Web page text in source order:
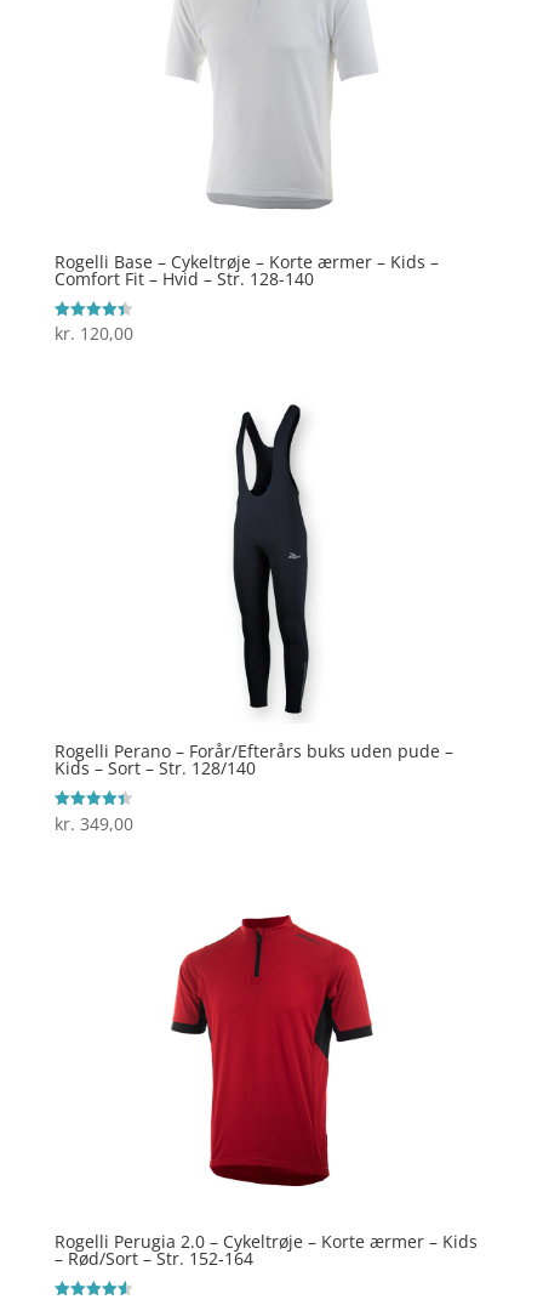
Rogelli Base – Cykeltrøje – Korte ærmer – Kids –
Comfort Fit – Hvid – Str. 128-140
Vurderet
4.4
kr. 120,00
Rogelli Perano – Forår/Efterårs buks uden pude –
Kids – Sort – Str. 128/140
Vurderet
4.4
kr. 349,00
Rogelli Perugia 2.0 – Cykeltrøje – Korte ærmer – Kids
– Rød/Sort – Str. 152-164